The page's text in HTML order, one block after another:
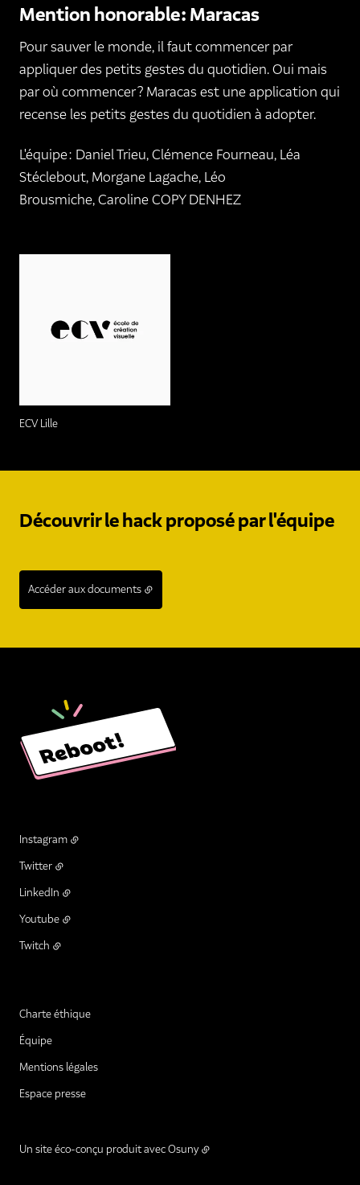
Mention honorable : Maracas
Pour sauver le monde, il faut commencer par
appliquer des petits gestes du quotidien. Oui mais
par où commencer ? Maracas est une application qui
recense les petits gestes du quotidien à adopter.
L'équipe : Daniel Trieu, Clémence Fourneau, Léa
Stéclebout, Morgane Lagache, Léo
Brousmiche, Caroline COPY DENHEZ
ECV Lille
Découvrir le hack proposé par l'équipe
Accéder aux documents
Instagram
Twitter
LinkedIn
Youtube
Twitch
Charte éthique
Équipe
Mentions légales
Espace presse
Un site éco-conçu produit avecOsuny